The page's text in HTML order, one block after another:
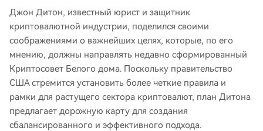
Джон Дитон, известный юрист и защитник
криптовалютной индустрии, поделился своими
соображениями о важнейших целях, которые, по его
мнению, должны направлять недавно сформированный
Криптосовет Белого дома. Поскольку правительство
США стремится установить более четкие правила и
рамки для растущего сектора криптовалют, план Дитона
предлагает дорожную карту для создания
сбалансированного и эффективного подхода.